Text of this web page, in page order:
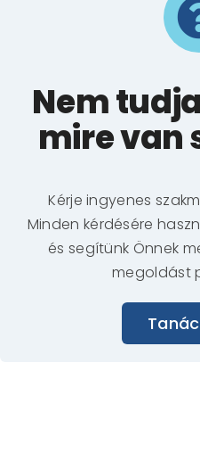
Nem
mire van
Kérje ingyenes
Minden kérdésére
és segítünk Önnek
megoldást